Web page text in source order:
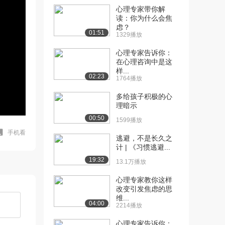
手机看
01:51
心理专家带你解
读：你为什么会焦
虑？
1329播放
02:23
心理专家告诉你：
在心理咨询中是这
样...
1764播放
00:50
多给孩子积极的心
理暗示
1599播放
19:32
逃避，不是长久之
计 | 《习惯逃避...
13.1万播放
04:00
心理专家教你这样
改变引发焦虑的思
维...
2214播放